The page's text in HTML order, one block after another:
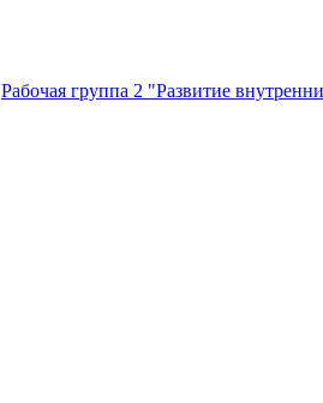
Рабочая группа 2 "Развитие